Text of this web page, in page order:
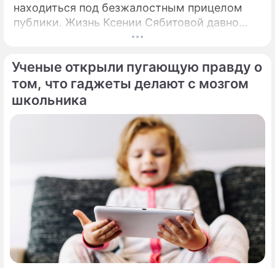
находиться под безжалостным прицелом
публики. Жизнь Ксении Сябитовой давно
рассматривают под мощной лупой.
Ученые открыли пугающую правду о
том, что гаджеты делают с мозгом
школьника